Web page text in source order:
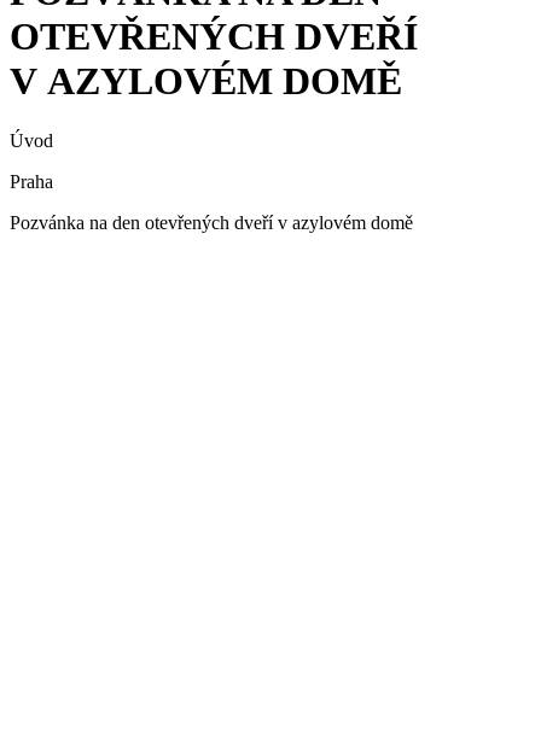
OTEVŘENÝCH DVEŘÍ
V AZYLOVÉM DOMĚ
Úvod
Praha
Pozvánka na den otevřených dveří v azylovém domě